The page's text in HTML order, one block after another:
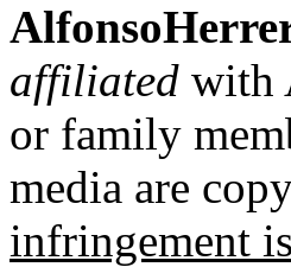
affiliated with
or family
media are
infringement